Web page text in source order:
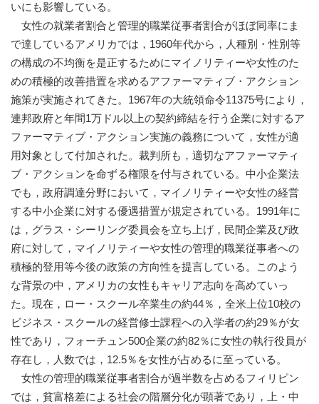
いにも影響している。
女性の就業者割合と管理的職業従事者割合がほぼ同率にま
で達しているアメリカでは，1960年代から，人種別・性別等
の構成の不均衡を是正するためにマイノリティーや女性のた
めの積極的改善措置を求めるアファーマティブ・アクション
施策が実施されてきた。1967年の大統領命令11375号により，
連邦政府と年間1万ドル以上の契約締結を行う企業に対するア
ファーマティブ・アクション実施の義務について，女性が適
用対象として付加された。裁判所も，適切なアファーマティ
ブ・アクションを命ずる権限を付与されている。中小企業法
でも，政府調達分野において，マイノリティーや女性の経営
する中小企業に対する優遇措置が規定されている。1991年に
は，グラス・シーリング委員会を立ち上げ，民間企業及び政
府に対して，マイノリティーや女性の管理的職業従事者への
積極的登用等今後の政策の方向性を提言している。このよう
な背景の中，アメリカの女性もキャリア志向を高めていっ
た。現在，ロー・スクール卒業生の約44％，全米上位10校の
ビジネス・スクールの経営修士課程への入学者の約29％が女
性であり，フォーチュン500企業の約82％に女性の執行役員が
存在し，人数では，12.5％を女性が占めるに至っている。
女性の管理的職業従事者割合が過半数を占めるフィリピン
では，貧富格差による社会の階層分化が顕著であり，上・中